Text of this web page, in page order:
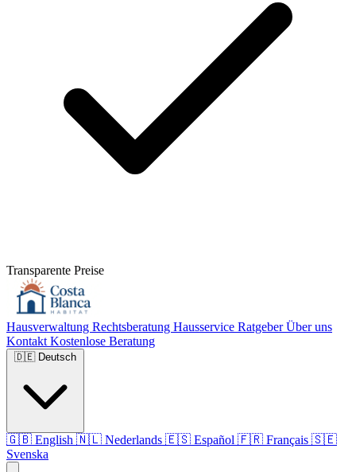
Transparente Preise
Hausverwaltung Rechtsberatung Hausservice RatgeberÜber uns
Kontakt Kostenlose Beratung
🇩🇪 Deutsch
🇬🇧 English 🇳🇱 Nederlands 🇪🇸 Español 🇫🇷 Français 🇸🇪
Svenska